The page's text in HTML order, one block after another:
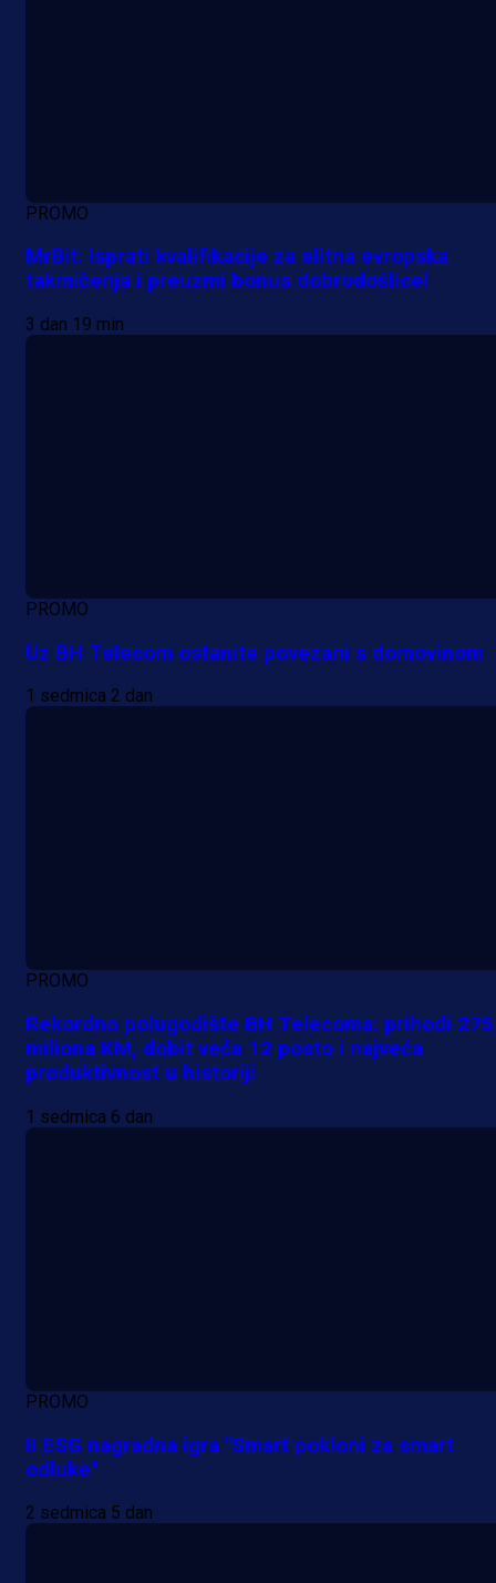
PROMO
MrBit: Isprati kvalifikacije za elitna evropska
takmičenja i preuzmi bonus dobrodošlice!
3 dan 19 min
PROMO
Uz BH Telecom ostanite povezani s domovinom
1 sedmica 2 dan
PROMO
Rekordno polugodište BH Telecoma: prihodi
miliona KM, dobit veća 12 posto i najveća
produktivnost u historiji
1 sedmica 6 dan
PROMO
II ESG nagradna igra "Smart pokloni za smart
odluke"
2 sedmica 5 dan